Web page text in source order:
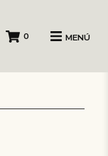
0 MENÚ